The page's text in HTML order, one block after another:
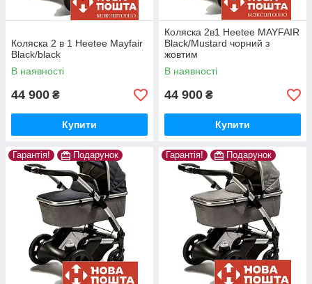
Коляска 2 в 1 Heetee Mayfair
Black/black
В наявності
44 900 ₴
Купити
Коляска 2в1 Heetee MAYFAIR
Black/Mustard чорний з
жовтим
В наявності
44 900 ₴
Купити
Гарантія! Подарунок Гарантія! Подарунок